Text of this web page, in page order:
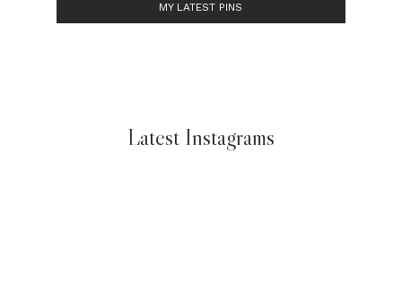
MY LATEST PINS
Latest Instagrams